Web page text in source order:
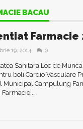
BACAU
Farmacie
19, 2014 0
Sanitara Loc de
boli Cardio Vasculare
Municipal Campulung